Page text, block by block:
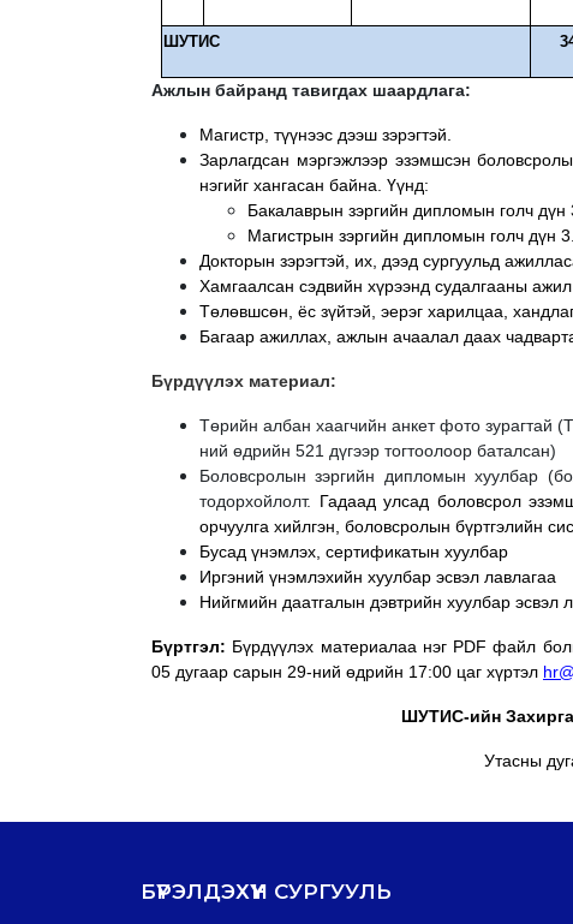
ШУТИС
Ажлын байранд тавигдах шаардлага:
Магистр, түүнээс дээш зэрэгтэй.
Зарлагдсан мэргэжлээр эзэмшсэн
нэгийг хангасан байна. Үүнд:
Бакалаврын зэргийн дипломын голч дүн
Магистрын зэргийн дипломын голч дүн
Докторын зэрэгтэй, их, дээд сургуульд
Хамгаалсан сэдвийн хүрээнд судалгааны ажил
Төлөвшсөн, ёс зүйтэй, эерэг харилцаа,
Багаар ажиллах, ажлын ачаалал даах
Бүрдүүлэх материал:
Төрийн албан хаагчийн анкет фото зурагтай
ний өдрийн 521 дүгээр тогтоолоор баталсан)
Боловсролын зэргийн дипломын хуулбар
тодорхойлолт. Гадаад улсад боловсрол
орчуулга хийлгэн, боловсролын бүртгэлийн
Бусад үнэмлэх, сертификатын хуулбар
Иргэний үнэмлэхийн хуулбар эсвэл лавлагаа
Нийгмийн даатгалын дэвтрийн хуулбар эсвэл
Бүртгэл: Бүрдүүлэх материалаа нэг PDF файл
05 дугаар сарын 29-ний өдрийн 17:00 цаг хүртэл
ШУТИС-ийн
Утасны
БҮРЭЛДЭХҮҮН СУРГУУЛЬ